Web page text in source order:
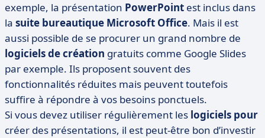
exemple, la présentation PowerPoint est inclus dans
la suite bureautique Microsoft Office. Mais il est
aussi possible de se procurer un grand nombre de
logiciels de création gratuits comme Google Slides
par exemple. Ils proposent souvent des
fonctionnalités réduites mais peuvent toutefois
suffire à répondre à vos besoins ponctuels.
Si vous devez utiliser régulièrement les logiciels pour
créer des présentations, il est peut-être bon d’investir